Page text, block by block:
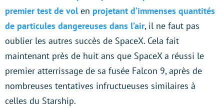
premier test de volen projetant d’immenses quantités
de particules dangereuses dans l’air, il ne faut pas
oublier les autres succès de SpaceX. Cela fait
maintenant près de huit ans que SpaceX a réussi le
premier atterrissage de sa fusée Falcon 9, après de
nombreuses tentatives infructueuses similaires à
celles du Starship.